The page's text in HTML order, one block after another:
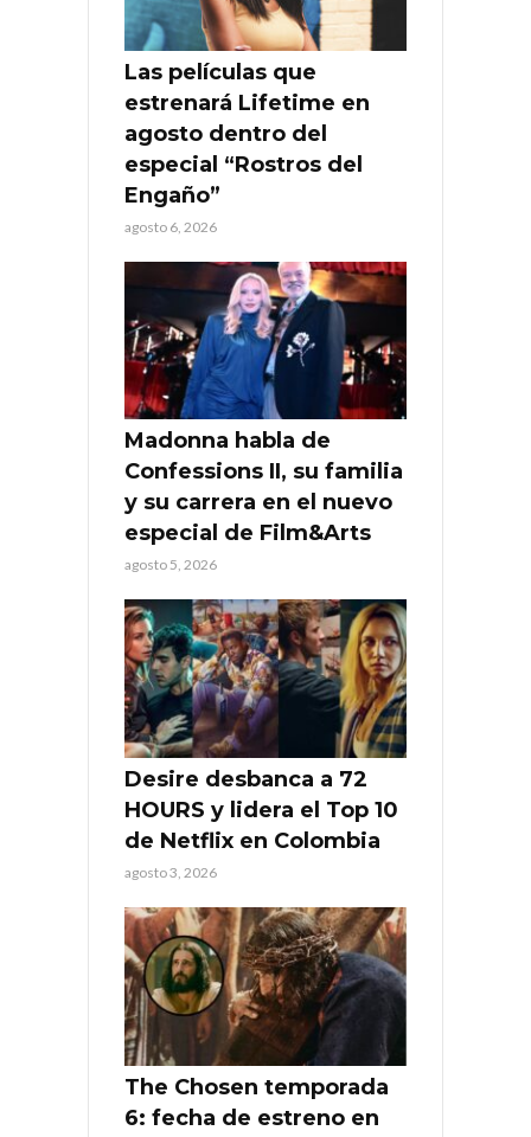
Las películas que
estrenará Lifetime en
agosto dentro del
especial “Rostros del
Engaño”
agosto 6, 2026
Madonna habla de
Confessions II, su familia
y su carrera en el nuevo
especial de Film&Arts
agosto 5, 2026
Desire desbanca a 72
HOURS y lidera el Top 10
de Netflix en Colombia
agosto 3, 2026
The Chosen temporada
6: fecha de estreno en